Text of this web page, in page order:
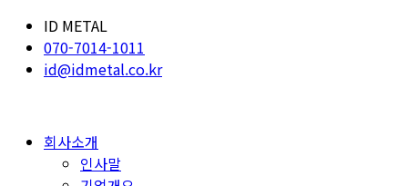
ID METAL
070-7014-1011
id@idmetal.co.kr
회사소개
인사말